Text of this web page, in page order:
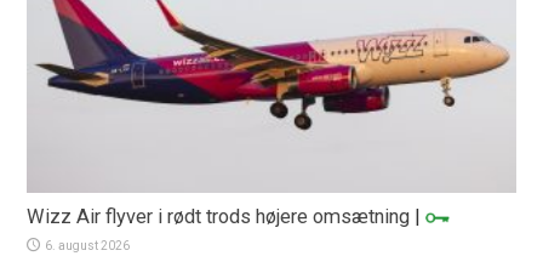
Wizz Air flyver i rødt trods højere omsætning |
6. august 2026